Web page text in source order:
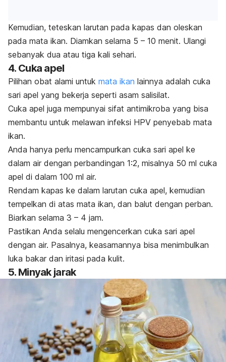
Kemudian, teteskan larutan pada kapas dan oleskan
pada mata ikan. Diamkan selama 5 – 10 menit. Ulangi
sebanyak dua atau tiga kali sehari.
4. Cuka apel
Pilihan obat alami untuk mata ikan lainnya adalah cuka
sari apel yang bekerja seperti asam salisilat.
Cuka apel juga mempunyai sifat antimikroba yang bisa
membantu untuk melawan infeksi HPV penyebab mata
ikan.
Anda hanya perlu mencampurkan cuka sari apel ke
dalam air dengan perbandingan 1:2, misalnya 50 ml cuka
apel di dalam 100 ml air.
Rendam kapas ke dalam larutan cuka apel, kemudian
tempelkan di atas mata ikan, dan balut dengan perban.
Biarkan selama 3 – 4 jam.
Pastikan Anda selalu mengencerkan cuka sari apel
dengan air. Pasalnya, keasamannya bisa menimbulkan
luka bakar dan iritasi pada kulit.
5. Minyak jarak